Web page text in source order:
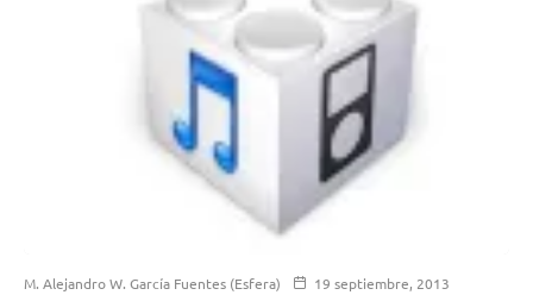
M. Alejandro W. García Fuentes (Esfera)
19 septiembre, 2013